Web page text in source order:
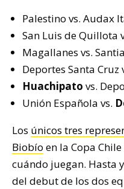
Palestino vs. Audax
San Luis de Quillota
Magallanes vs.
Deportes Santa
Huachipato vs.
Unión Española vs.
Los únicos tres
Biobío en la Copa
cuándo juegan. Hasta
del debut de los dos